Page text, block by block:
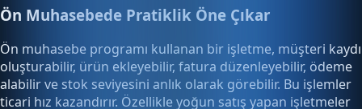
Ön Muhasebede Pratiklik Öne Çıkar
Ön muhasebe programı kullanan bir işletme, müşteri kaydı
oluşturabilir, ürün ekleyebilir, fatura düzenleyebilir, ödeme
alabilir ve stok seviyesini anlık olarak görebilir. Bu işlemler
ticari hız kazandırır. Özellikle yoğun satış yapan işletmeler